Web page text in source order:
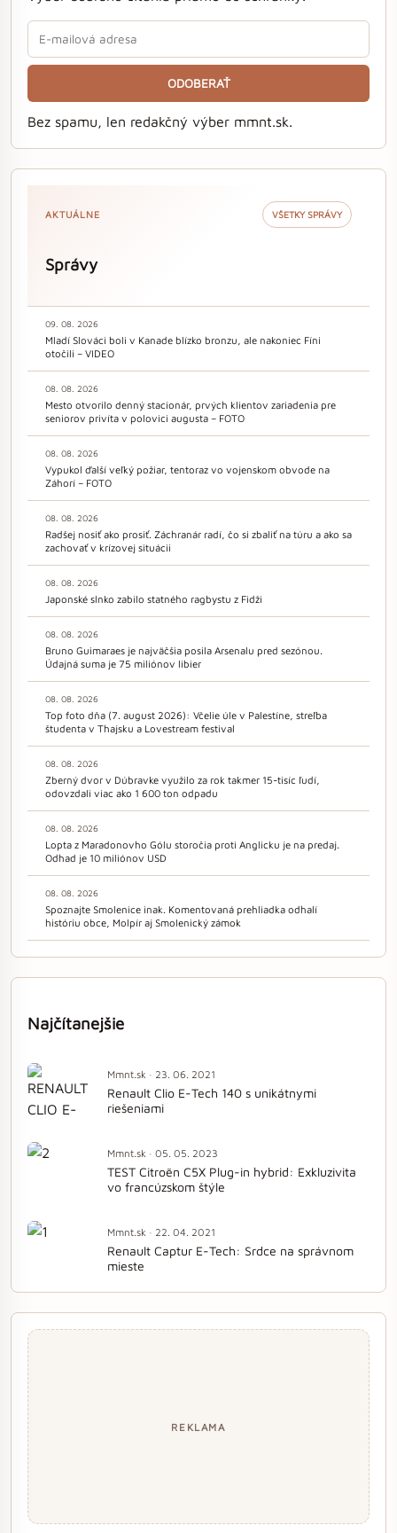
ODOBERAŤ
Bez spamu, len redakčný výber mmnt.sk.
AKTUÁLNE VŠETKY SPRÁVY
Správy
09. 08. 2026
Mladí Slováci boli v Kanade blízko bronzu, ale nakoniec Fíni
otočili – VIDEO
08. 08. 2026
Mesto otvorilo denný stacionár, prvých klientov zariadenia pre
seniorov privíta v polovici augusta – FOTO
08. 08. 2026
Vypukol ďalší veľký požiar, tentoraz vo vojenskom obvode na
Záhorí – FOTO
08. 08. 2026
Radšej nosiť ako prosiť. Záchranár radí, čo si zbaliť na túru a ako sa
zachovať v krízovej situácii
08. 08. 2026
Japonské slnko zabilo statného ragbystu z Fidži
08. 08. 2026
Bruno Guimaraes je najväčšia posila Arsenalu pred sezónou.
Údajná suma je 75 miliónov libier
08. 08. 2026
Top foto dňa (7. august 2026): Včelie úle v Palestíne, streľba
študenta v Thajsku a Lovestream festival
08. 08. 2026
Zberný dvor v Dúbravke využilo za rok takmer 15-tisíc ľudí,
odovzdali viac ako 1 600 ton odpadu
08. 08. 2026
Lopta z Maradonovho Gólu storočia proti Anglicku je na predaj.
Odhad je 10 miliónov USD
08. 08. 2026
Spoznajte Smolenice inak. Komentovaná prehliadka odhalí
históriu obce, Molpír aj Smolenický zámok
Najčítanejšie
Mmnt.sk · 23. 06. 2021
Renault Clio E-Tech 140 s unikátnymi
riešeniami
Mmnt.sk · 05. 05. 2023
TEST Citroën C5X Plug-in hybrid: Exkluzivita
vo francúzskom štýle
Mmnt.sk · 22. 04. 2021
Renault Captur E-Tech: Srdce na správnom
mieste
REKLAMA